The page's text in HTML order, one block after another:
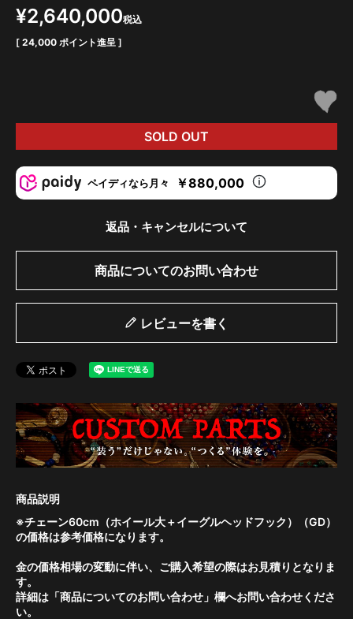
¥2,640,000税込
[ 24,000 ポイント進呈 ]
SOLD OUT
ペイディなら月々 ￥880,000
返品・キャンセルについて
商品についてのお問い合わせ
レビューを書く
※チェーン60cm（ホイール大＋イーグルヘッドフック）（GD）
の価格は参考価格になります。
金の価格相場の変動に伴い、ご購入希望の際はお見積りとなりま
す。
詳細は「商品についてのお問い合わせ」欄へお問い合わせくださ
い。